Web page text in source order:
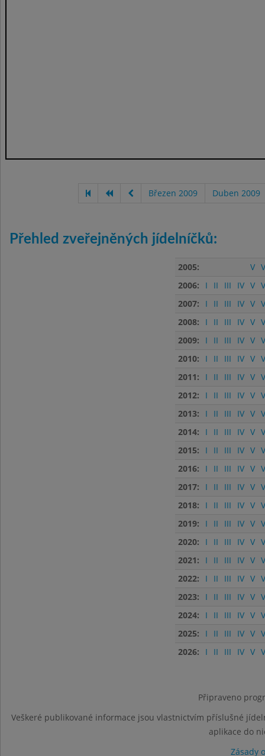
Březen 2009 Duben 2009
Přehled zveřejněných jídelníčků:
2005: V
2006:
I II III IV V
2007:
I II III IV V
2008:
I II III IV V
2009:
I II III IV V
2010:
I II III IV V
2011:
I II III IV V
2012:
I II III IV V
2013:
I II III IV V
2014:
I II III IV V
2015:
I II III IV V
2016:
I II III IV V
2017:
I II III IV V
2018:
I II III IV V
2019:
I II III IV V
2020:
I II III IV V
2021:
I II III IV V
2022:
I II III IV V
2023:
I II III IV V
2024:
I II III IV V
2025:
I II III IV V
2026:
I II III IV V
Připraveno
Veškeré publikované informace jsou vlastnictvím příslušné
aplikace do
Zásady